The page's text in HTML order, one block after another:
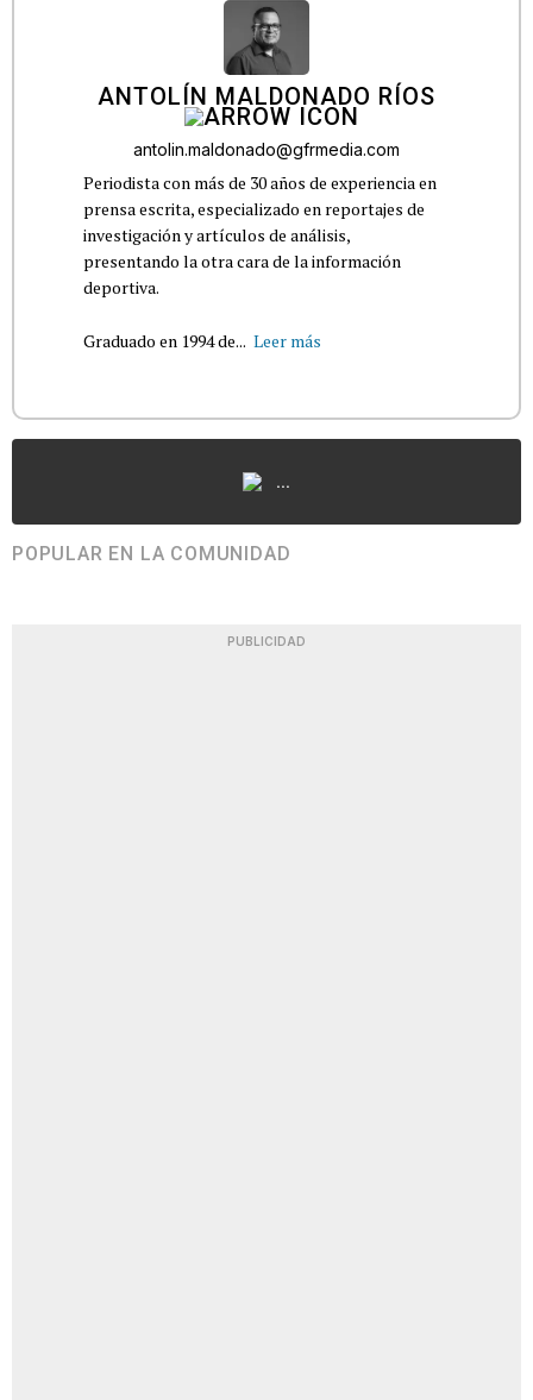
ANTOLÍN MALDONADO RÍOS
antolin.maldonado@gfrmedia.com
Periodista con más de 30 años de experiencia en
prensa escrita, especializado en reportajes de
investigación y artículos de análisis,
presentando la otra cara de la información
deportiva.
Graduado en 1994 de... Leer más
...
POPULAR EN LA COMUNIDAD
PUBLICIDAD